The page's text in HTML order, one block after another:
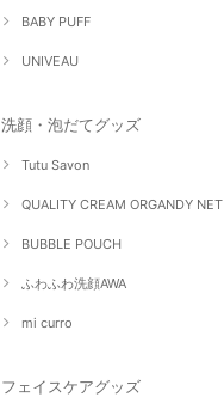
BABY PUFF
UNIVEAU
洗顔・泡だてグッズ
Tutu Savon
QUALITY CREAM ORGANDY NET
BUBBLE POUCH
ふわふわ洗顔AWA
mi curro
フェイスケアグッズ